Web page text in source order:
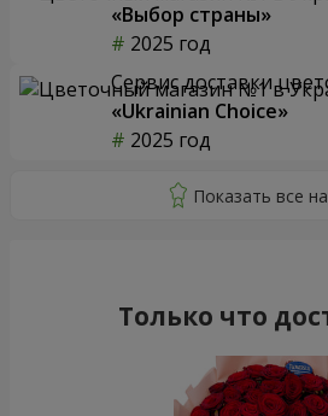
«Выбор страны»
2025 год
Сервис доставки
«Ukrainian Choice»
2025 год
Только что